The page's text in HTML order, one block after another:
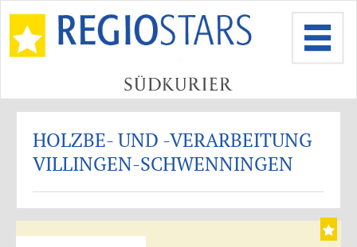
HOLZBE- UND -VERARBEITUNG
VILLINGEN-SCHWENNINGEN